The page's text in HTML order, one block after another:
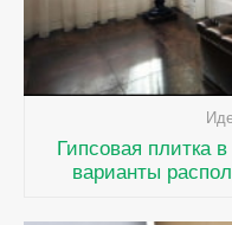
Гипсовая плитка
варианты